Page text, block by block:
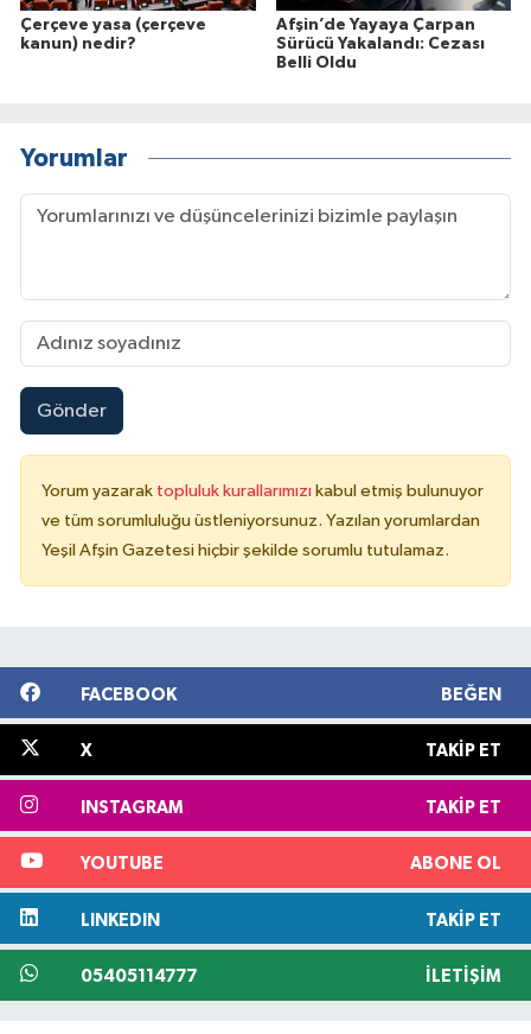
Çerçeve yasa (çerçeve
kanun) nedir?
Afşin’de Yayaya Çarpan
Sürücü Yakalandı: Cezası
Belli Oldu
Yorumlar
Gönder
Yorum yazarak topluluk kurallarımızı kabul etmiş bulunuyor
ve tüm sorumluluğu üstleniyorsunuz. Yazılan yorumlardan
Yeşil Afşin Gazetesi hiçbir şekilde sorumlu tutulamaz.
FACEBOOK BEĞEN
X TAKIP ET
INSTAGRAM TAKIP ET
YOUTUBE ABONE OL
LINKEDIN TAKIP ET
05405114777 İLETIŞIM